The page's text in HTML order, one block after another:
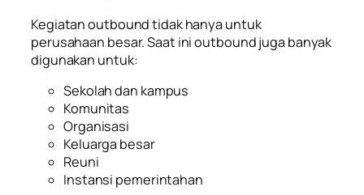
Kegiatan outbound tidak hanya untuk
perusahaan besar. Saat ini outbound juga banyak
digunakan untuk:
Sekolah dan kampus
Komunitas
Organisasi
Keluarga besar
Reuni
Instansi pemerintahan